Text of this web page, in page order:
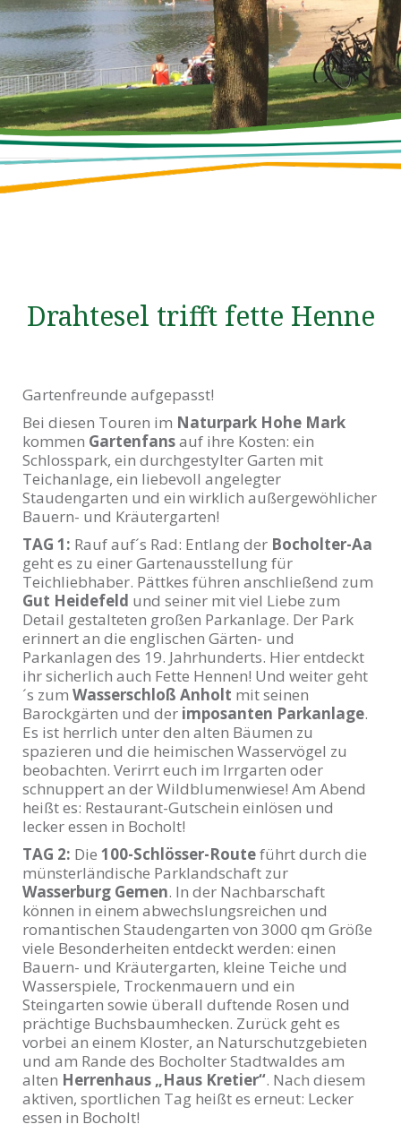
Drahtesel trifft fette Henne
Gartenfreunde aufgepasst!
Bei diesen Touren im Naturpark Hohe Mark
kommen Gartenfansauf ihre Kosten: ein
Schlosspark, ein durchgestylter Garten mit
Teichanlage, ein liebevoll angelegter
Staudengarten und ein wirklich außergewöhlicher
Bauern- und Kräutergarten!
TAG 1: Rauf auf´s Rad: Entlang der Bocholter-Aa
geht es zu einer Gartenausstellung für
Teichliebhaber. Pättkes führen anschließend zum
Gut Heidefeld und seiner mit viel Liebe zum
Detail gestalteten großen Parkanlage. Der Park
erinnert an die englischen Gärten- und
Parkanlagen des 19. Jahrhunderts. Hier entdeckt
ihr sicherlich auch Fette Hennen! Und weiter geht
´s zum Wasserschloß Anholt mit seinen
Barockgärten und der imposanten Parkanlage.
Es ist herrlich unter den alten Bäumen zu
spazieren und die heimischen Wasservögel zu
beobachten. Verirrt euch im Irrgarten oder
schnuppert an der Wildblumenwiese! Am Abend
heißt es: Restaurant-Gutschein einlösen und
lecker essen in Bocholt!
TAG 2: Die 100-Schlösser-Routeführt durch die
münsterländische Parklandschaft zur
Wasserburg Gemen. In der Nachbarschaft
können in einem abwechslungsreichen und
romantischen Staudengarten von 3000 qm Größe
viele Besonderheiten entdeckt werden: einen
Bauern- und Kräutergarten, kleine Teiche und
Wasserspiele, Trockenmauern und ein
Steingarten sowie überall duftende Rosen und
prächtige Buchsbaumhecken. Zurück geht es
vorbei an einem Kloster, an Naturschutzgebieten
und am Rande des Bocholter Stadtwaldes am
alten Herrenhaus „Haus Kretier“. Nach diesem
aktiven, sportlichen Tag heißt es erneut: Lecker
essen in Bocholt!